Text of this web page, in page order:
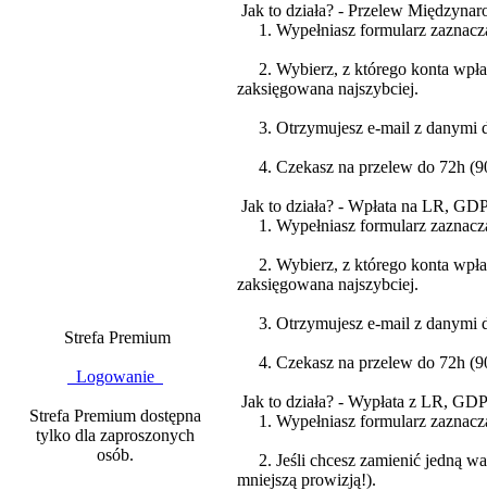
Strefa Premium
Logowanie
Strefa Premium dostępna
tylko dla zaproszonych
osób.
Jak to działa? - Przelew
1. Wypełniasz formularz
2. Wybierz, z którego konta
zaksięgowana najszybciej.
3. Otrzymujesz e-mail z danymi
4. Czekasz na przelew do 72h
Jak to działa? - Wpłata na LR,
1. Wypełniasz formularz
2. Wybierz, z którego konta
zaksięgowana najszybciej.
3. Otrzymujesz e-mail z danymi
4. Czekasz na przelew do 72h
Jak to działa? - Wypłata z LR,
1. Wypełniasz formularz
2. Jeśli chcesz zamienić jedną
mniejszą prowizją!).